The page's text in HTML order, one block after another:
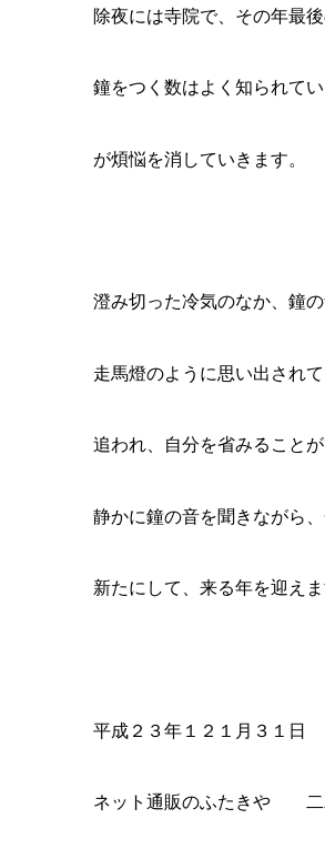
静かに鐘の音を聞きながら、一年
新たにして、来る年を迎えます。
※参照 ｢仏教の生活 質問帳｣若林
｢楽しい仏教生活入門｣佐々木宏幹
日常生活のなかの仏教について、や
こだわりの仏壇仏具が揃うネットシ